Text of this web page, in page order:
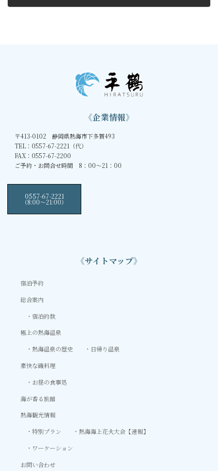
《企業情報》
〒413-0102 静岡県熱海市下多賀493
TEL：0557-67-2221（代）
FAX：0557-67-2200
ご予約・お問合せ時間 8：00～21：00
0557-67-2221
（8:00〜21:00）
《サイトマップ》
宿泊予約
総合案内
宿泊約款
極上の熱海温泉
熱海温泉の歴史
日帰り温泉
豪快な磯料理
お昼の食事処
海が香る旅館
熱海観光情報
特別プラン
熱海海上花火大会【速報】
ワーケーション
お問い合わせ